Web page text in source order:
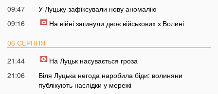
09:47
У Луцьку зафіксували нову аномалію
09:16
На війні загинули двоє військових з Волині
06 СЕРПНЯ
21:44
На Луцьк насувається гроза
21:06
Біля Луцька негода наробила біди: волиняни
публікують наслідки у мережі